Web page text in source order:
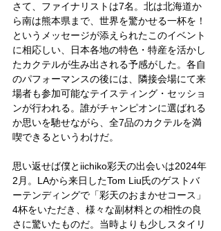
さて、ファイナリストは7名。北は北海道か
ら南は熊本県まで、世界を驚かせる一杯を！
というメッセージが添えられたこのイベント
に相応しい、日本各地の特色・特産を活かし
たカクテルが生み出される予感がした。各自
のパフォーマンスの後には、隣接会場にて来
場者も参加可能なテイスティング・セッショ
ンが行われる。誰がチャンピオンに選ばれる
か思いを馳せながら、全7品のカクテルを満
喫できるというわけだ。
思い返せば僕とiichiko彩天の出会いは2024年
2月。LAから来日したTom Liu氏のゲストバ
ーテンディングで「彩天のおまかせコース」
4杯をいただき、様々な副材料との相性の良
さに驚いたものだ。当時よりも少しスタイリ